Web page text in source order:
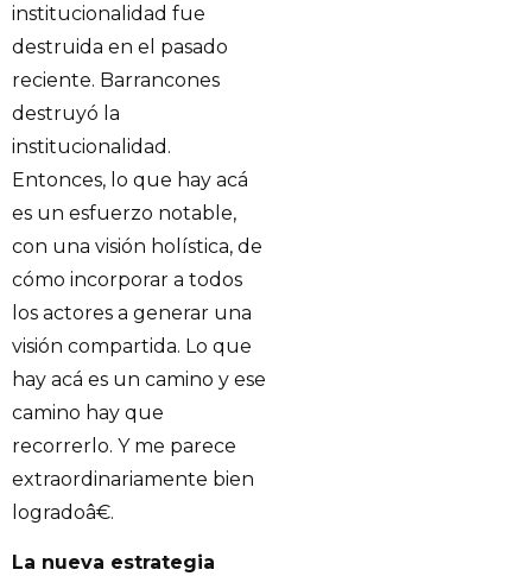
institucionalidad fue
destruida en el pasado
reciente. Barrancones
destruyó la
institucionalidad.
Entonces, lo que hay acá
es un esfuerzo notable,
con una visión holística, de
cómo incorporar a todos
los actores a generar una
visión compartida. Lo que
hay acá es un camino y ese
camino hay que
recorrerlo. Y me parece
extraordinariamente bien
logradoâ€.
La nueva estrategia